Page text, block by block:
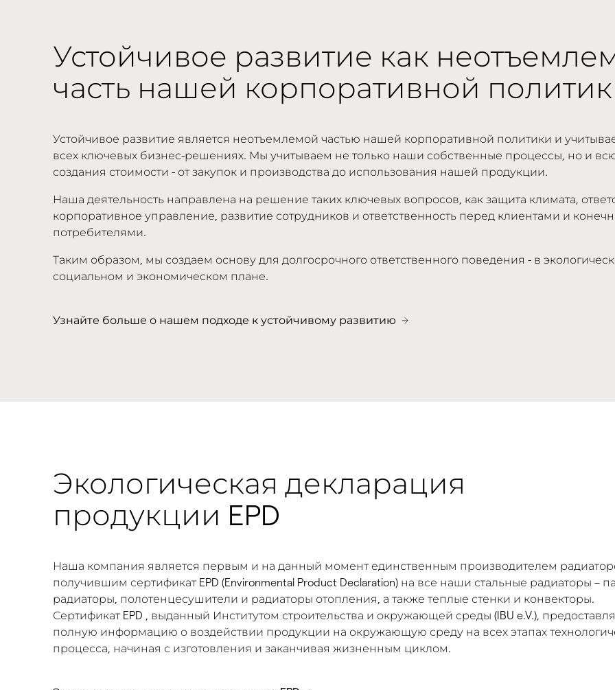
Устойчивое развитие как
часть нашей корпоративной
Устойчивое развитие является неотъемлемой частью нашей корпоративной политики и
всех ключевых бизнес-решениях. Мы учитываем не только наши собственные процессы, но и
создания стоимости - от закупок и производства до использования нашей продукции.
Наша деятельность направлена на решение таких ключевых вопросов, как защита климата,
корпоративное управление, развитие сотрудников и ответственность перед клиентами и
потребителями.
Таким образом, мы создаем основу для долгосрочного ответственного поведения - в
социальном и экономическом плане.
Узнайте больше о нашем подходе к устойчивому развитию
Экологическая декларация
продукции EPD
Наша компания является первым и на данный момент единственным производителем
получившим сертификат EPD (Environmental Product Declaration) на все наши стальные радиаторы –
радиаторы, полотенцесушители и радиаторы отопления, а также теплые стенки и конвекторы.
Сертификат EPD , выданный Институтом строительства и окружающей среды (IBU e.V.),
полную информацию о воздействии продукции на окружающую среду на всех этапах
процесса, начиная с изготовления и заканчивая жизненным циклом.